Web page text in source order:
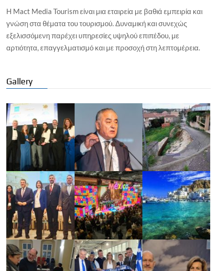
Η Mact Media Tourism είναι μια εταιρεία με βαθιά εμπειρία και
γνώση στα θέματα του τουρισμού. Δυναμική και συνεχώς
εξελισσόμενη παρέχει υπηρεσίες υψηλού επιπέδου, με
αρτιότητα, επαγγελματισμό και με προσοχή στη λεπτομέρεια.
Gallery